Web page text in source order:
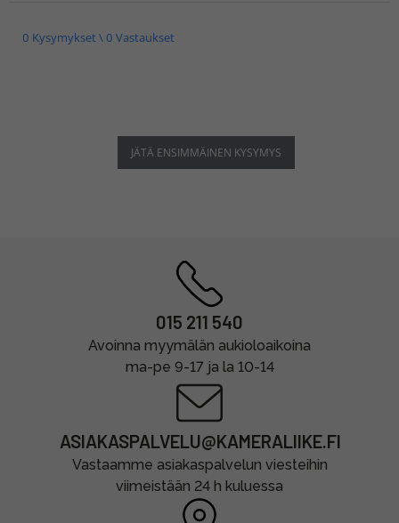
0 Kysymykset \ 0 Vastaukset
JÄTÄ ENSIMMÄINEN KYSYMYS
015 211 540
Avoinna myymälän aukioloaikoina
ma-pe 9-17 ja la 10-14
ASIAKASPALVELU@KAMERALIIKE.FI
Vastaamme asiakaspalvelun viesteihin
viimeistään 24 h kuluessa